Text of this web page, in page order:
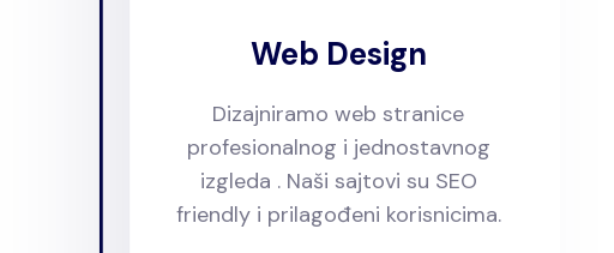
Web Design
Dizajniramo web stranice
profesionalnog i jednostavnog
izgleda . Naši sajtovi su SEO
friendly i prilagođeni korisnicima.